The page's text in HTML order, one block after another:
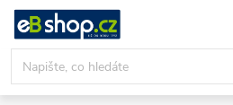
Přejít
obsah